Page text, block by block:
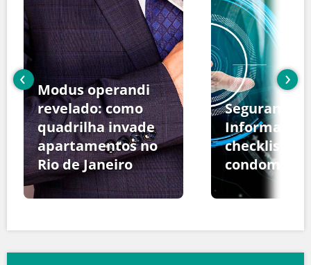
Modus operandi
revelado: como
quadrilha invade
apartamentos no
Rio de Janeiro
Segurança
Informação:
checklist
‹ ›